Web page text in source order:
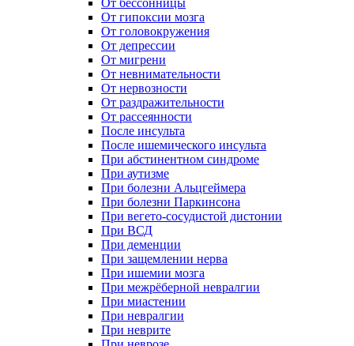
От бессонницы
От гипоксии мозга
От головокружения
От депрессии
От мигрени
От невнимательности
От нервозности
От раздражительности
От рассеянности
После инсульта
После ишемического инсульта
При абстинентном синдроме
При аутизме
При болезни Альцгеймера
При болезни Паркинсона
При вегето-сосудистой дистонии
При ВСД
При деменции
При защемлении нерва
При ишемии мозга
При межрёберной невралгии
При миастении
При невралгии
При неврите